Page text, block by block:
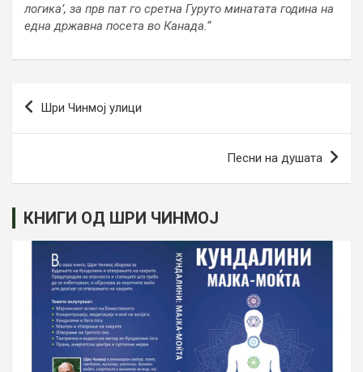
логика’, за прв пат го сретна Гуруто минатата година на
една државна посета во Канада.“
Post
navigation
Шри Чинмој улици
Песни на душата
КНИГИ ОД ШРИ ЧИНМОЈ